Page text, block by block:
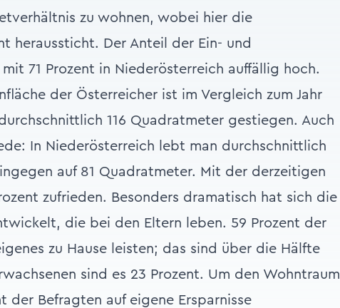
zu wohnen, wobei hier die
heraussticht. Der Anteil der Ein- und
71 Prozent in Niederösterreich auffällig hoch.
der Österreicher ist im Vergleich zum Jahr
116 Quadratmeter gestiegen. Auch
In Niederösterreich lebt man durchschnittlich
auf 81 Quadratmeter. Mit der derzeitigen
zufrieden. Besonders dramatisch hat sich die
die bei den Eltern leben. 59 Prozent der
zu Hause leisten; das sind über die Hälfte
sind es 23 Prozent. Um den Wohntraum
der Befragten auf eigene Ersparnisse